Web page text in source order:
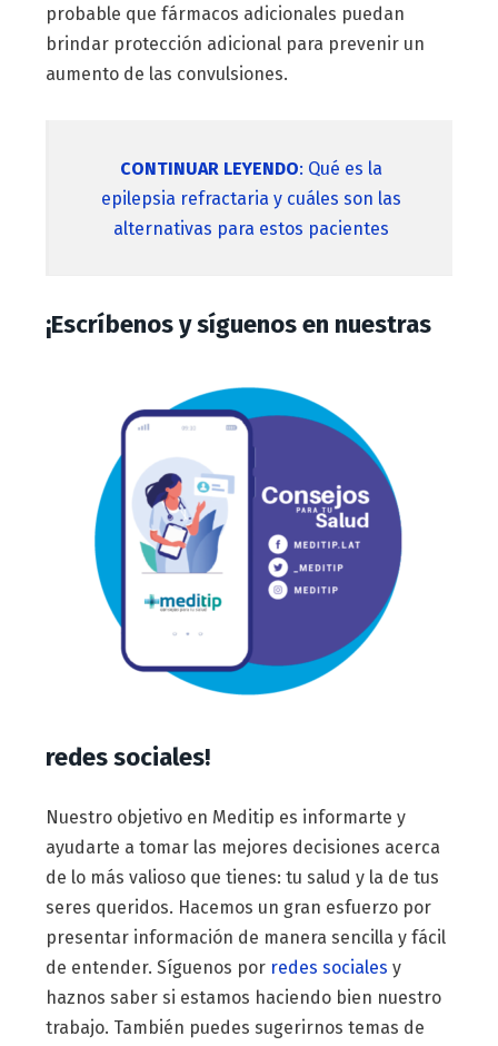
probable que fármacos adicionales puedan
brindar protección adicional para prevenir un
aumento de las convulsiones.
CONTINUAR LEYENDO: Qué es la
epilepsia refractaria y cuáles son las
alternativas para estos pacientes
¡Escríbenos y síguenos en nuestras
redes sociales!
Nuestro objetivo en Meditip es informarte y
ayudarte a tomar las mejores decisiones acerca
de lo más valioso que tienes: tu salud y la de tus
seres queridos. Hacemos un gran esfuerzo por
presentar información de manera sencilla y fácil
de entender. Síguenos por redes sociales y
haznos saber si estamos haciendo bien nuestro
trabajo. También puedes sugerirnos temas de